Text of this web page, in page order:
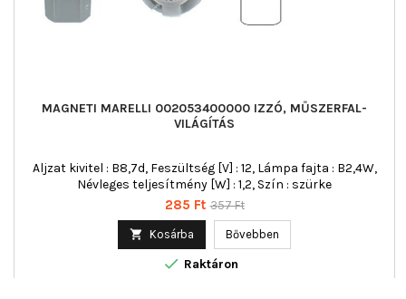
MAGNETI MARELLI 002053400000 IZZÓ, MŰSZERFAL-
VILÁGÍTÁS
Aljzat kivitel : B8,7d, Feszültség [V] : 12, Lámpa fajta : B2,4W,
Névleges teljesítmény [W] : 1,2, Szín : szürke
Ár
285 Ft Normál
357 Ft
 Kosárba Bővebben
 Raktáron